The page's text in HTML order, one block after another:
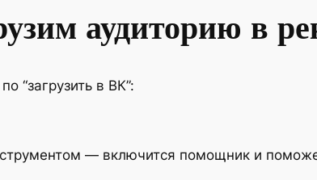
аудиторию в
“загрузить в ВК”:
— включится помощник и